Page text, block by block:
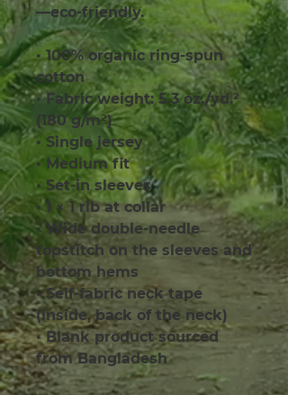
—eco-friendly.
• 100% organic ring-spun
cotton
• Fabric weight: 5.3 oz./yd.²
(180 g/m²)
• Single jersey
• Medium fit
• Set-in sleeves
• 1 × 1 rib at collar
• Wide double-needle
topstitch on the sleeves and
bottom hems
• Self-fabric neck tape
(inside, back of the neck)
• Blank product sourced
from Bangladesh